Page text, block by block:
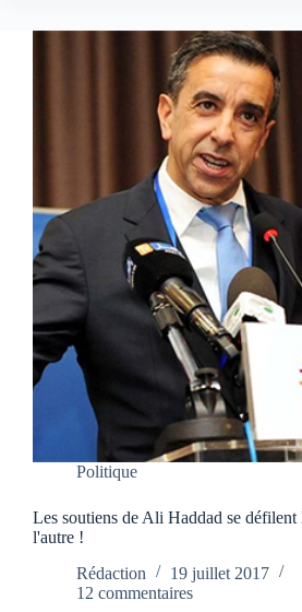
Politique
Les soutiens de Ali Haddad se défilent
l'autre !
Rédaction
19 juillet 2017
12 commentaires